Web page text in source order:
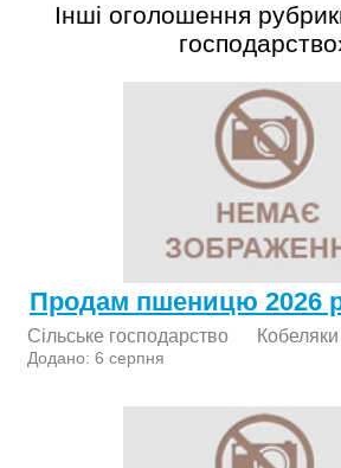
Інші оголошення
Продам пшеницю 2026
Сільське господарство Кобеляки
Додано: 6 серпня